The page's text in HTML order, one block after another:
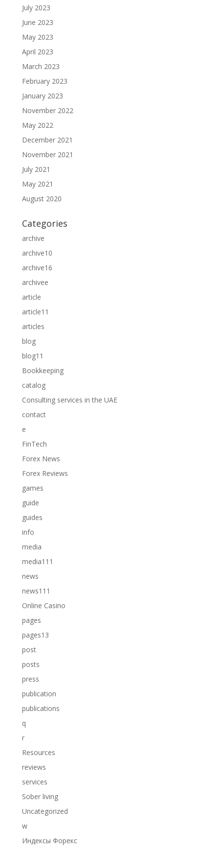
July 2023
June 2023
May 2023
April 2023
March 2023
February 2023
January 2023
November 2022
May 2022
December 2021
November 2021
July 2021
May 2021
August 2020
Categories
archive
archive10
archive16
archivee
article
article11
articles
blog
blog11
Bookkeeping
catalog
Consulting services in the UAE
contact
e
FinTech
Forex News
Forex Reviews
games
guide
guides
info
media
media111
news
news111
Online Casino
pages
pages13
post
posts
press
publication
publications
q
r
Resources
reviews
services
Sober living
Uncategorized
w
Индексы Форекс